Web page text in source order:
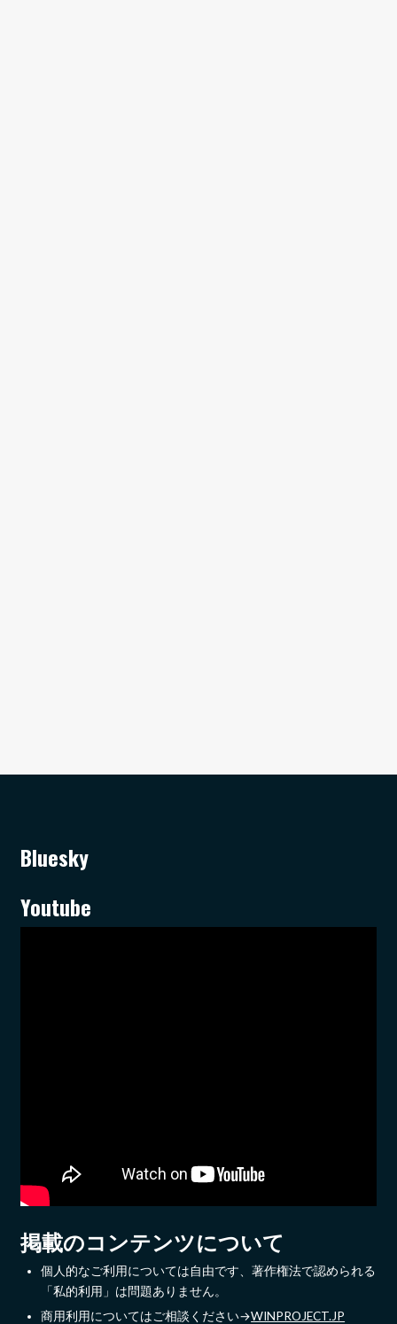
Bluesky
Youtube
掲載のコンテンツについて
個人的なご利用については自由です、著作権法で認められる
「私的利用」は問題ありません。
商用利用についてはご相談ください→WINPROJECT.JP